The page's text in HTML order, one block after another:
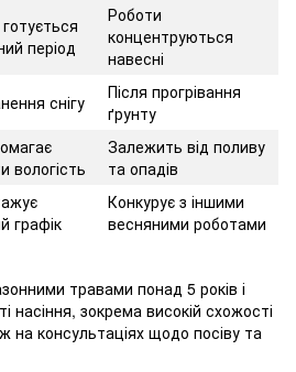
період
Роботи
концентруються
навесні
снігу
Після прогрівання
ґрунту
вологість
Залежить від поливу
та опадів
графік
Конкурує з іншими
весняними роботами
травами понад 5 років і
насіння, зокрема високій схожості
на консультаціях щодо посіву та